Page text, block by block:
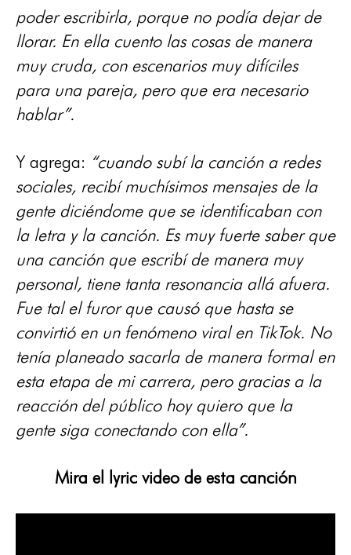
poder escribirla, porque no podía dejar de
llorar. En ella cuento las cosas de manera
muy cruda, con escenarios muy difíciles
para una pareja, pero que era necesario
hablar”.
Y agrega: “cuando subí la canción a redes
sociales, recibí muchísimos mensajes de la
gente diciéndome que se identificaban con
la letra y la canción. Es muy fuerte saber que
una canción que escribí de manera muy
personal, tiene tanta resonancia allá afuera.
Fue tal el furor que causó que hasta se
convirtió en un fenómeno viral en TikTok. No
tenía planeado sacarla de manera formal en
esta etapa de mi carrera, pero gracias a la
reacción del público hoy quiero que la
gente siga conectando con ella”.
Mira el lyric video de esta canción